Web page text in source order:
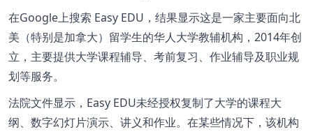
在Google上搜索 Easy EDU，结果显示这是一家主要面向北
美（特别是加拿大）留学生的华人大学教辅机构，2014年创
立，主要提供大学课程辅导、考前复习、作业辅导及职业规
划等服务。
法院文件显示，Easy EDU未经授权复制了大学的课程大
纲、数字幻灯片演示、讲义和作业。在某些情况下，该机构